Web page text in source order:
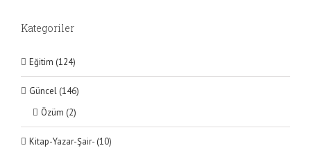
Kategoriler
Eğitim (124)
Güncel (146)
Özüm (2)
Kitap-Yazar-Şair- (10)